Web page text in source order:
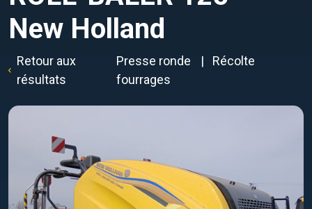
New Holland
Retour aux
résultats
Presse ronde
Récolte
fourrages